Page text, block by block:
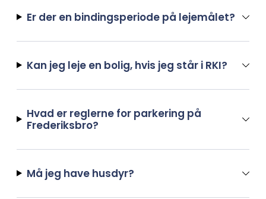
Er der en bindingsperiode på lejemålet?
Kan jeg leje en bolig, hvis jeg står i RKI?
Hvad er reglerne for parkering på
Frederiksbro?
Må jeg have husdyr?